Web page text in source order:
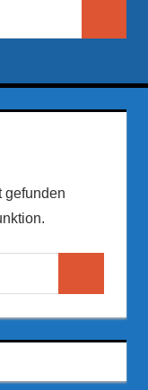
gefunden